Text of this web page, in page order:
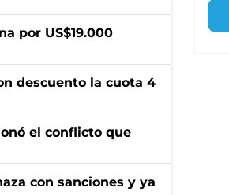
por US$19.000
descuento la cuota 4
el conflicto que
con sanciones y ya